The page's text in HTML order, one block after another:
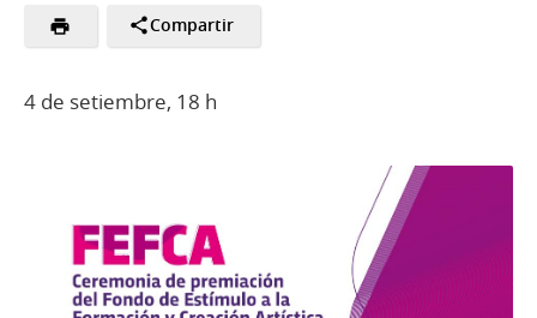
Compartir
4 de setiembre, 18 h